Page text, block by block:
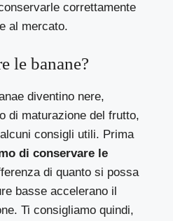
correttamente
al mercato.
le banane?
diventino nere,
di maturazione del frutto,
consigli utili. Prima
di conservare le
di quanto si possa
basse accelerano il
Ti consigliamo quindi,